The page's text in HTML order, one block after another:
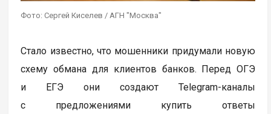
Фото: Сергей Киселев / АГН "Москва"
Стало известно, что мошенники придумали новую
схему обмана для клиентов банков. Перед ОГЭ
и ЕГЭ они создают Telegram-каналы
с предложениями купить ответы